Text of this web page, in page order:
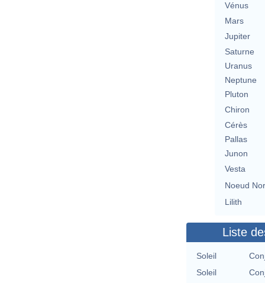
Vénus
Mars
Jupiter
Saturne
Uranus
Neptune
Pluton
Chiron
Cérès
Pallas
Junon
Vesta
Noeud
Lilith
Liste
Soleil
Soleil